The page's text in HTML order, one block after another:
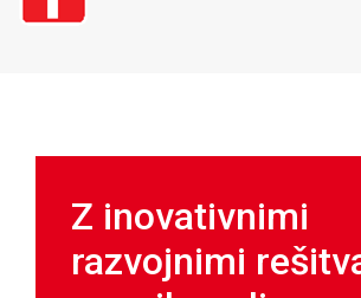
Z inovativnimi
razvojnimi